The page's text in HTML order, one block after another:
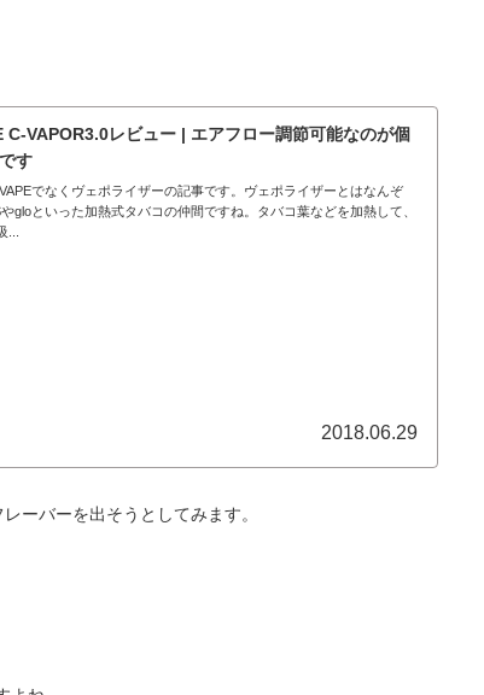
C-VAPOR3.0レビュー | エアフロー調節可能なのが個
す
でなくヴェポライザーの記事です。ヴェポライザーとはなんぞ
gloといった加熱式タバコの仲間ですね。タバコ葉などを加熱して、
2018.06.29
ーバーを出そうとしてみます。